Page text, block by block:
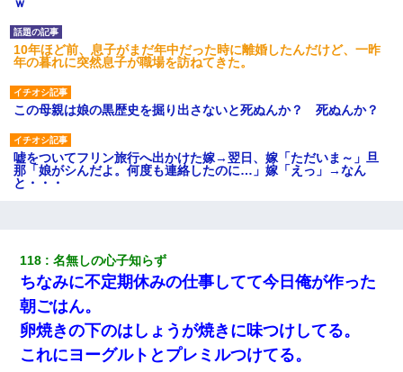
10年ほど前、息子がまだ年中だった時に離婚したんだけど、一昨
年の暮れに突然息子が職場を訪ねてきた。
この母親は娘の黒歴史を掘り出さないと死ぬんか？ 死ぬんか？
嘘をついてフリン旅行へ出かけた嫁→翌日、嫁「ただいま～」旦
那「娘がシんだよ。何度も連絡したのに…」嫁「えっ」→なん
と・・・
しくなり・・・
17年飼っていた犬が亡くなった。鼻水垂らし嗚咽する私に、猫が
近づいて頭突きをしてきて…
9月に付き合い始めたけどこの、この人と結婚はないわと判断して
118 名無しの心子知らず
ちなみに不定期休みの仕事してて今日俺が作った
朝ごはん。
卵焼きの下のはしょうが焼きに味つけしてる。
これにヨーグルトとプレミルつけてる。